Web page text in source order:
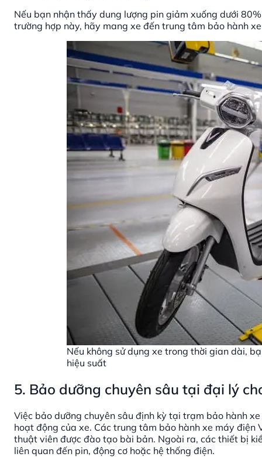
Nếu bạn nhận thấy dung lượng pin giảm xuống dưới
trường hợp này, hãy mang xe đến trung tâm bảo hành
Nếu không sử dụng xe trong thời gian dài,
hiệu suất
5. Bảo dưỡng chuyên sâu tại đại lý
Việc bảo dưỡng chuyên sâu định kỳ tại trạm bảo hành
hoạt động của xe. Các trung tâm bảo hành xe máy
thuật viên được đào tạo bài bản. Ngoài ra, các thiết bị
liên quan đến pin, động cơ hoặc hệ thống điện.